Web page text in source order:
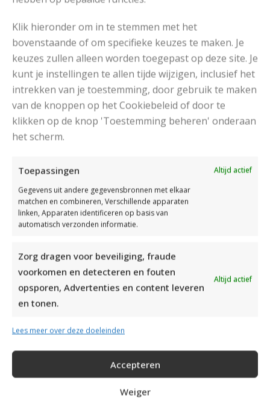
Klik hieronder om in te stemmen met het
bovenstaande of om specifieke keuzes te maken. Je
keuzes zullen alleen worden toegepast op deze site. Je
kunt je instellingen te allen tijde wijzigen, inclusief het
intrekken van je toestemming, door gebruik te maken
van de knoppen op het Cookiebeleid of door te
klikken op de knop 'Toestemming beheren' onderaan
het scherm.
Toepassingen
Altijd actief
Gegevens uit andere gegevensbronnen met elkaar
matchen en combineren, Verschillende apparaten
linken, Apparaten identificeren op basis van
automatisch verzonden informatie.
Zorg dragen voor beveiliging, fraude
voorkomen en detecteren en fouten
opsporen, Advertenties en content leveren
en tonen.
Altijd actief
Lees meer over deze doeleinden
Accepteren
Weiger